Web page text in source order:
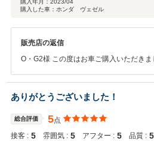
購入年月： 2023/04
購入した車：ホンダ ヴェゼル
販売店の返信
O・G2様 この度はお車ご購入いただき
でお困りな事ございましたｒお気軽にご
ありがとうございました！
総合評価 5点
接客 : 5 雰囲気 : 5 アフター : 5 品質 : 5